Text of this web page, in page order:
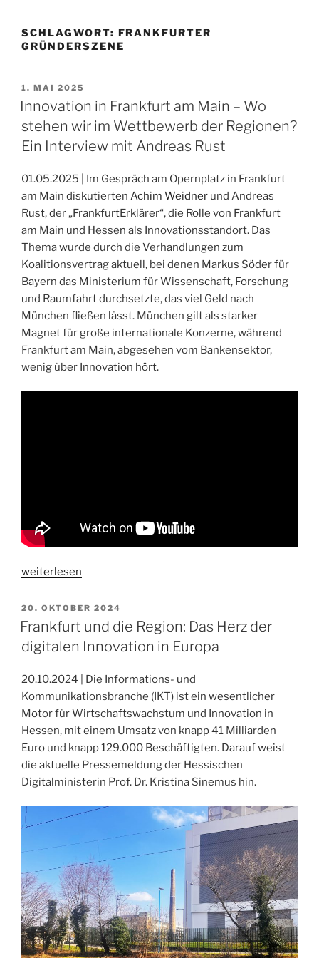
SCHLAGWORT: FRANKFURTER
GRÜNDERSZENE
VERÖFFENTLICHT
AM
1. MAI 2025
Innovation in Frankfurt am Main – Wo
stehen wir im Wettbewerb der Regionen?
Ein Interview mit Andreas Rust
01.05.2025 | Im Gespräch am Opernplatz in Frankfurt
am Main diskutierten Achim Weidner und Andreas
Rust, der „FrankfurtErklärer“, die Rolle von Frankfurt
am Main und Hessen als Innovationsstandort. Das
Thema wurde durch die Verhandlungen zum
Koalitionsvertrag aktuell, bei denen Markus Söder für
Bayern das Ministerium für Wissenschaft, Forschung
und Raumfahrt durchsetzte, das viel Geld nach
München fließen lässt. München gilt als starker
Magnet für große internationale Konzerne, während
Frankfurt am Main, abgesehen vom Bankensektor,
wenig über Innovation hört.
„Innovation
Frankfurt
am
Main
–
Wo
stehen
wir
im
Wettbewerb
der
Regionen?
Interview
mit
Andreas
weiterlesen
VERÖFFENTLICHT
AM
20. OKTOBER 2024
Frankfurt und die Region: Das Herz der
digitalen Innovation in Europa
20.10.2024 | Die Informations- und
Kommunikationsbranche (IKT) ist ein wesentlicher
Motor für Wirtschaftswachstum und Innovation in
Hessen, mit einem Umsatz von knapp 41 Milliarden
Euro und knapp 129.000 Beschäftigten. Darauf weist
die aktuelle Pressemeldung der Hessischen
Digitalministerin Prof. Dr. Kristina Sinemus hin.